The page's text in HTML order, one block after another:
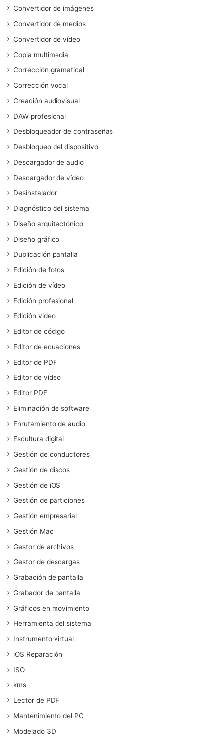
Convertidor de imágenes
Convertidor de medios
Convertidor de vídeo
Copia multimedia
Corrección gramatical
Corrección vocal
Creación audiovisual
DAW profesional
Desbloqueador de contraseñas
Desbloqueo del dispositivo
Descargador de audio
Descargador de vídeo
Desinstalador
Diagnóstico del sistema
Diseño arquitectónico
Diseño gráfico
Duplicación pantalla
Edición de fotos
Edición de vídeo
Edición profesional
Edición video
Editor de código
Editor de ecuaciones
Editor de PDF
Editor de vídeo
Editor PDF
Eliminación de software
Enrutamiento de audio
Escultura digital
Gestión de conductores
Gestión de discos
Gestión de iOS
Gestión de particiones
Gestión empresarial
Gestión Mac
Gestor de archivos
Gestor de descargas
Grabación de pantalla
Grabador de pantalla
Gráficos en movimiento
Herramienta del sistema
Instrumento virtual
iOS Reparación
ISO
kms
Lector de PDF
Mantenimiento del PC
Modelado 3D